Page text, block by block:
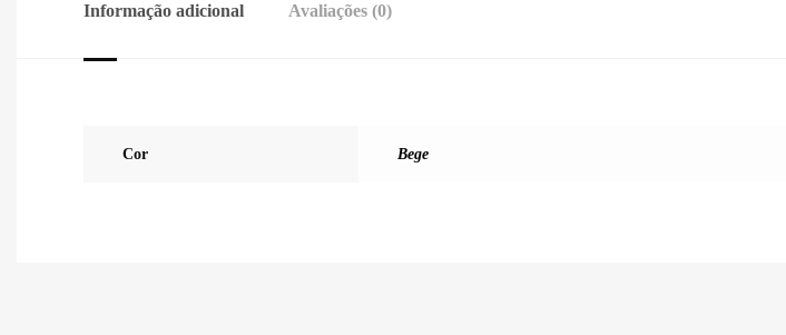
Informação adicional Avaliações (0)
Cor Bege